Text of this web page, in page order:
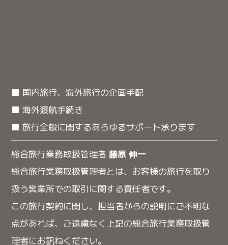
■ 国内旅行、海外旅行の企画手配
■ 海外渡航手続き
■ 旅行全般に関するあらゆるサポート承ります
総合旅行業務取扱管理者藤原 伸一
総合旅行業務取扱管理者とは、お客様の旅行を取り
扱う営業所での取引に関する責任者です。
この旅行契約に関し、担当者からの説明にご不明な
点があれば、ご遠慮なく上記の総合旅行業務取扱管
理者にお訊ねください。